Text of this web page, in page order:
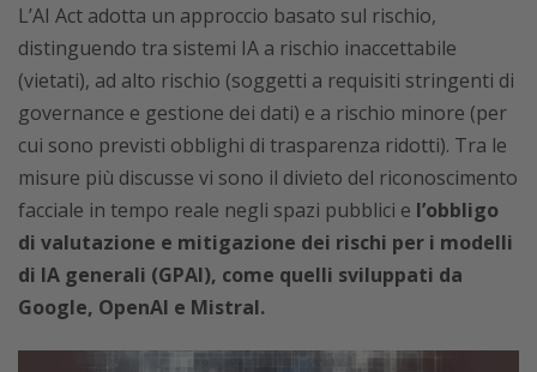
L’AI Act adotta un approccio basato sul rischio,
distinguendo tra sistemi IA a rischio inaccettabile
(vietati), ad alto rischio (soggetti a requisiti stringenti di
governance e gestione dei dati) e a rischio minore (per
cui sono previsti obblighi di trasparenza ridotti). Tra le
misure più discusse vi sono il divieto del riconoscimento
facciale in tempo reale negli spazi pubblici e l’obbligo
di valutazione e mitigazione dei rischi per i modelli
di IA generali (GPAI), come quelli sviluppati da
Google, OpenAI e Mistral.